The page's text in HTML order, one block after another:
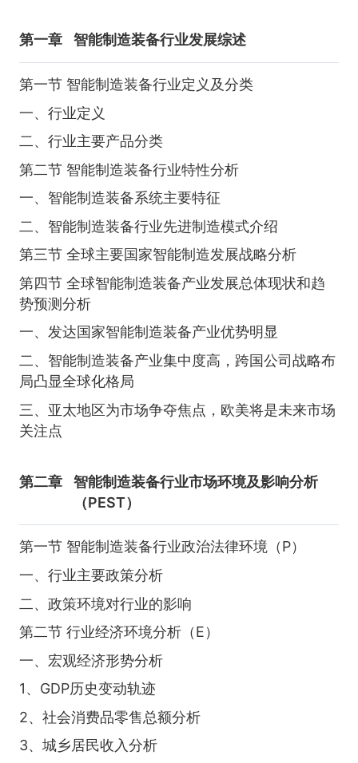
第一章 智能制造装备行业发展综述
第一节 智能制造装备行业定义及分类
一、行业定义
二、行业主要产品分类
第二节 智能制造装备行业特性分析
一、智能制造装备系统主要特征
二、智能制造装备行业先进制造模式介绍
第三节 全球主要国家智能制造发展战略分析
第四节 全球智能制造装备产业发展总体现状和趋
势预测分析
一、发达国家智能制造装备产业优势明显
二、智能制造装备产业集中度高，跨国公司战略布
局凸显全球化格局
三、亚太地区为市场争夺焦点，欧美将是未来市场
关注点
第二章
智能制造装备行业市场环境及影响分析
（PEST）
第一节 智能制造装备行业政治法律环境（P）
一、行业主要政策分析
二、政策环境对行业的影响
第二节 行业经济环境分析（E）
一、宏观经济形势分析
1、GDP历史变动轨迹
2、社会消费品零售总额分析
3、城乡居民收入分析